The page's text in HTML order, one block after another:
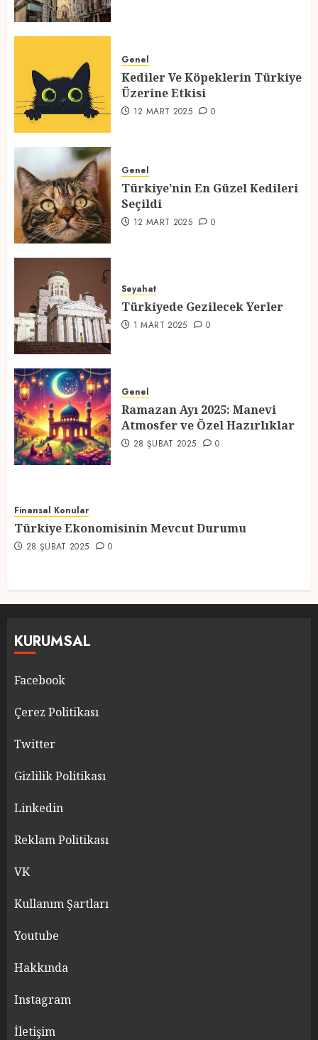
2
Üzerine Etkisi
12 MART 2025 0
3
Seçildi
12 MART 2025 0
4
1 MART 2025
5
Atmosfer ve Özel Hazırlıklar
28 ŞUBAT 2025 0
Genel
Kediler Ve Köpeklerin Türkiye
Üzerine Etkisi
12 MART 2025 0
Genel
Türkiye’nin En Güzel Kedileri
Seçildi
12 MART 2025 0
Seyahat
Türkiyede Gezilecek Yerler
1 MART 2025 0
Genel
Ramazan Ayı 2025: Manevi
Atmosfer ve Özel Hazırlıklar
28 ŞUBAT 2025 0
Finansal Konular
Türkiye Ekonomisinin Mevcut Durumu
28 ŞUBAT 2025 0
KURUMSAL
Facebook
Çerez Politikası
Twitter
Gizlilik Politikası
Linkedin
Reklam Politikası
VK
Kullanım Şartları
Youtube
Hakkında
Instagram
İletişim